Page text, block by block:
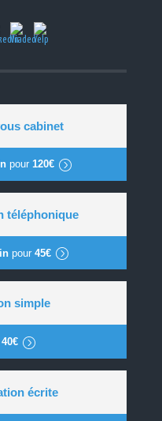
cabinet
pour 120€
téléphonique
pour 45€
simple
40€
écrite